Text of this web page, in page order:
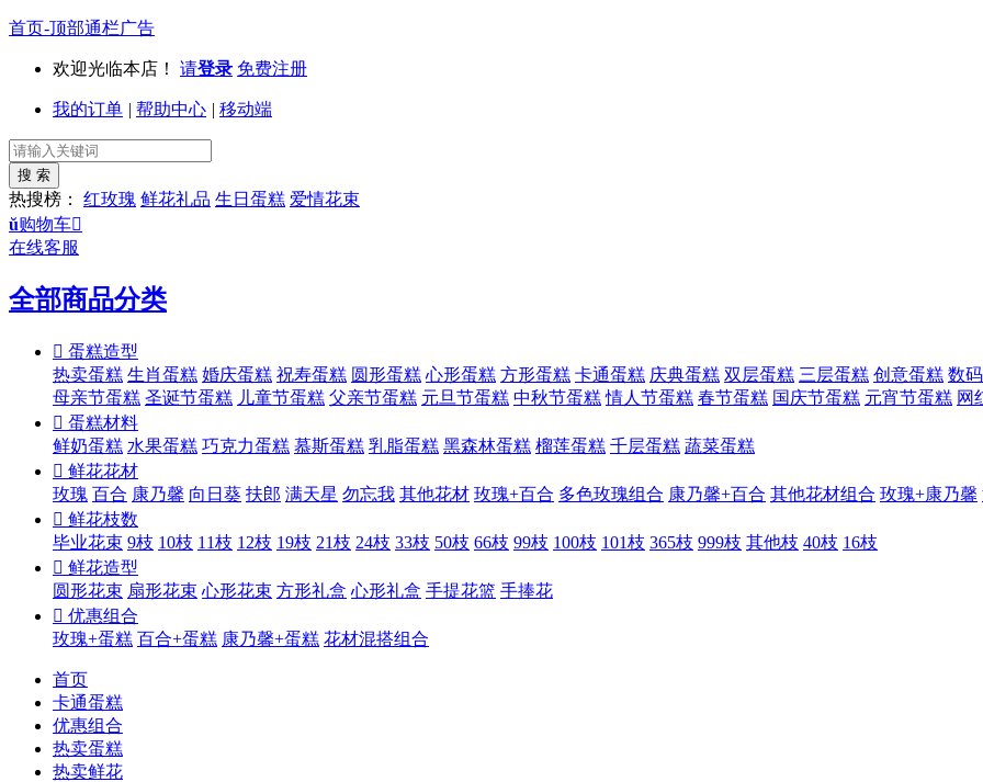
首页-顶部通栏广告
欢迎光临本店！ 请登录 免费注册
我的订单 | 帮助中心 | 移动端
热搜榜： 红玫瑰 鲜花礼品 生日蛋糕 爱情花束
ŭ购物车
在线客服
全部商品分类
 蛋糕造型
热卖蛋糕 生肖蛋糕 婚庆蛋糕 祝寿蛋糕 圆形蛋糕 心形蛋糕 方形蛋糕 卡通蛋糕 庆典蛋糕 双层蛋糕 三层蛋糕 创意蛋糕 数
母亲节蛋糕 圣诞节蛋糕 儿童节蛋糕 父亲节蛋糕 元旦节蛋糕 中秋节蛋糕 情人节蛋糕 春节蛋糕 国庆节蛋糕 元宵节蛋糕 网
 蛋糕材料
鲜奶蛋糕 水果蛋糕 巧克力蛋糕 慕斯蛋糕 乳脂蛋糕 黑森林蛋糕 榴莲蛋糕 千层蛋糕 蔬菜蛋糕
 鲜花花材
玫瑰 百合 康乃馨 向日葵 扶郎 满天星 勿忘我 其他花材 玫瑰+百合 多色玫瑰组合 康乃馨+百合 其他花材组合 玫瑰+康乃馨
 鲜花枝数
毕业花束 9枝 10枝 11枝 12枝 19枝 21枝 24枝 33枝 50枝 66枝 99枝 100枝 101枝 365枝 999枝 其他枝 40枝 16枝
 鲜花造型
圆形花束 扇形花束 心形花束 方形礼盒 心形礼盒 手提花篮 手捧花
 优惠组合
玫瑰+蛋糕 百合+蛋糕 康乃馨+蛋糕 花材混搭组合
首页
卡通蛋糕
优惠组合
热卖蛋糕
热卖鲜花